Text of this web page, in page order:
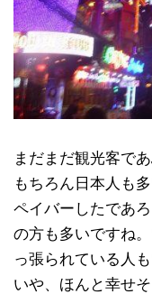
まだまだ観光客であ
もちろん日本人も多
ペイバーしたであ
の方も多いですね
っ張られている人も
いや、ほんと幸せ